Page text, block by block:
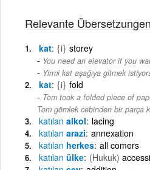
Relevante Übersetzungen
kat {i} storey
You need an elevator if you
- Yirmi kat aşağıya gitmek
kat {i} fold
Tom took a folded piece of
Tom gömlek cebinden bir parça
katılan alkol lacing
katılan arazi annexation
katılan herkes all comers
katılan ülke (Hukuk)